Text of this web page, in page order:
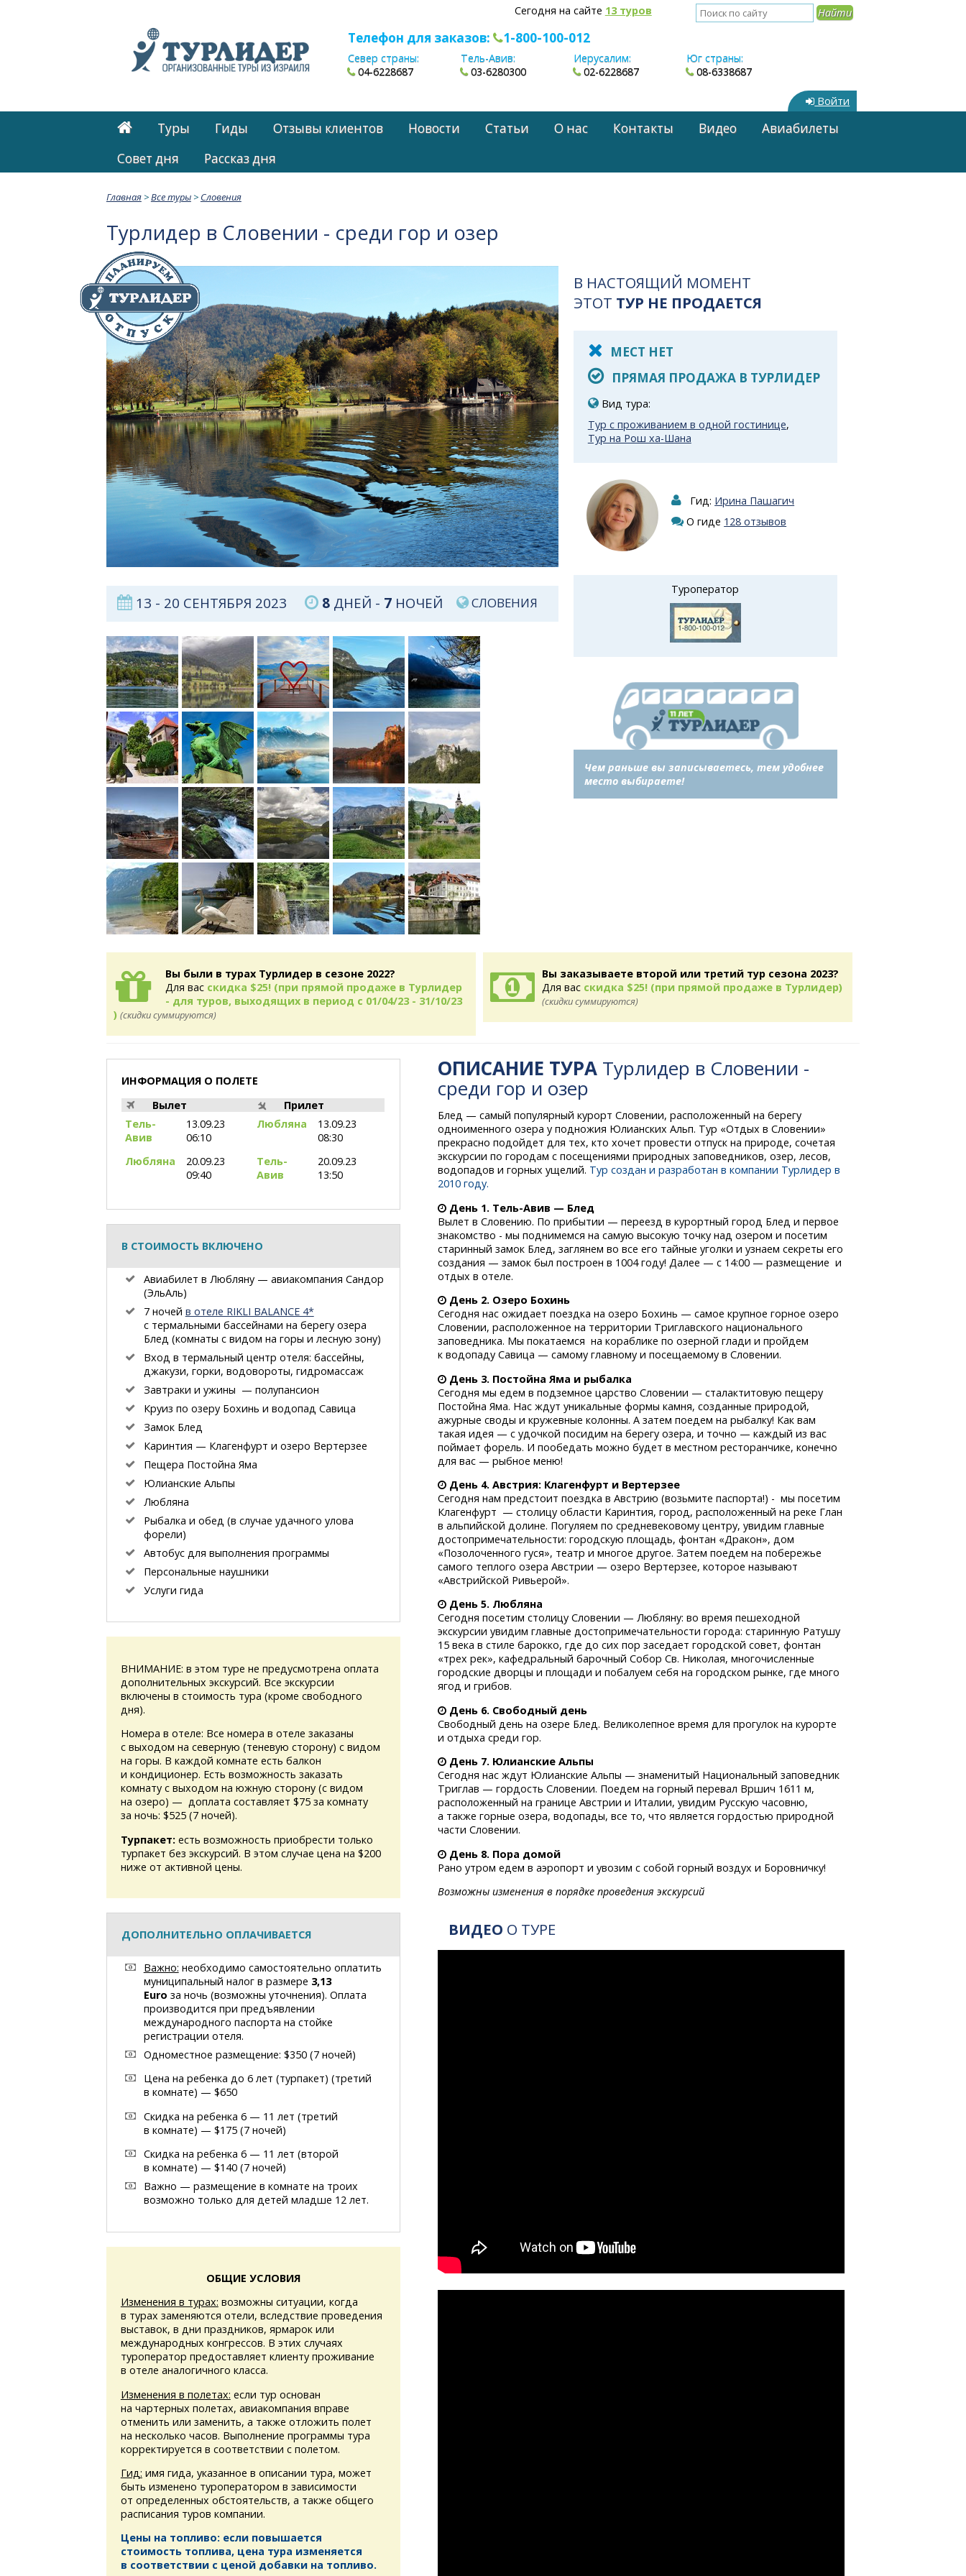
Сегодня на сайте 13 туров
Телефон для заказов: 1-800-100-012
Север страны:
04-6228687
Тель-Авив:
03-6280300
Иерусалим:
02-6228687
Юг страны:
08-6338687
Войти
Туры Гиды Отзывы клиентов Новости Статьи О нас Контакты Видео
Авиабилеты
Cовет дня
Рассказ дня
Главная>Все туры> Словения
Турлидер в Словении - среди гор и озер
13 - 20 СЕНТЯБРЯ 2023 8ДНЕЙ - 7НОЧЕЙ СЛОВЕНИЯ
В НАСТОЯЩИЙ МОМЕНТ
ЭТОТ ТУР НЕ ПРОДАЕТСЯ
МЕСТ НЕТ
ПРЯМАЯ ПРОДАЖА В ТУРЛИДЕР
Вид тура:
Тур с проживанием в одной гостинице,
Тур на Рош ха-Шана
Гид: Ирина Пашагич
О гиде 128 отзывов
Туроператор
Чем раньше вы записываетесь, тем удобнее
место выбираете!
Вы были в турах Турлидер в сезоне 2022?
Для вас скидка $25! (при прямой продаже в Турлидер
- для туров, выходящих в период с 01/04/23 - 31/10/23
) (скидки суммируются)
Вы заказываете второй или третий тур сезона 2023?
Для вас скидка $25! (при прямой продаже в Турлидер)
(скидки суммируются)
ОПИСАНИЕ ТУРА Турлидер в Словении -
среди гор и озер
Блед — самый популярный курорт Словении, расположенный на берегу
одноименного озера у подножия Юлианских Альп. Тур «Отдых в Словении»
прекрасно подойдет для тех, кто хочет провести отпуск на природе, сочетая
экскурсии по городам с посещениями природных заповедников, озер, лесов,
водопадов и горных ущелий. Тур создан и разработан в компании Турлидер в
2010 году.
День 1. Тель-Авив — Блед
Вылет в Словению. По прибытии — переезд в курортный город Блед и первое
знакомство - мы поднимемся на самую высокую точку над озером и посетим
старинный замок Блед, заглянем во все его тайные уголки и узнаем секреты его
создания — замок был построен в 1004 году! Далее — с 14:00 — размещение и
отдых в отеле.
День 2. Озеро Бохинь
Сегодня нас ожидает поездка на озеро Бохинь — самое крупное горное озеро
Словении, расположенное на территории Триглавского национального
заповедника. Мы покатаемся на кораблике по озерной глади и пройдем
к водопаду Савица — самому главному и посещаемому в Словении.
День 3. Постойна Яма и рыбалка
Сегодня мы едем в подземное царство Словении — сталактитовую пещеру
Постойна Яма. Нас ждут уникальные формы камня, созданные природой,
ажурные своды и кружевные колонны. А затем поедем на рыбалку! Как вам
такая идея — с удочкой посидим на берегу озера, и точно — каждый из вас
поймает форель. И пообедать можно будет в местном ресторанчике, конечно
для вас — рыбное меню!
День 4. Австрия: Клагенфурт и Вертерзее
Сегодня нам предстоит поездка в Австрию (возьмите паспорта!) - мы посетим
Клагенфурт — столицу области Каринтия, город, расположенный на реке Глан
в альпийской долине. Погуляем по средневековому центру, увидим главные
достопримечательности: городскую площадь, фонтан «Дракон», дом
«Позолоченного гуся», театр и многое другое. Затем поедем на побережье
самого теплого озера Австрии — озеро Вертерзее, которое называют
«Австрийской Ривьерой».
День 5. Любляна
Сегодня посетим столицу Словении — Любляну: во время пешеходной
экскурсии увидим главные достопримечательности города: старинную Ратушу
15 века в стиле барокко, где до сих пор заседает городской совет, фонтан
«трех рек», кафедральный барочный Собор Св. Николая, многочисленные
городские дворцы и площади и побалуем себя на городском рынке, где много
ягод и грибов.
День 6. Свободный день
Свободный день на озере Блед. Великолепное время для прогулок на курорте
и отдыха среди гор.
День 7. Юлианские Альпы
Сегодня нас ждут Юлианские Альпы — знаменитый Национальный заповедник
Триглав — гордость Словении. Поедем на горный перевал Вршич 1611 м,
расположенный на границе Австрии и Италии, увидим Русскую часовню,
а также горные озера, водопады, все то, что является гордостью природной
части Словении.
День 8. Пора домой
Рано утром едем в аэропорт и увозим с собой горный воздух и Боровничку!
Возможны изменения в порядке проведения экскурсий
ВИДЕО О ТУРЕ
ИНФОРМАЦИЯ О ПОЛЕТЕ
Вылет
Тель-
Авив
13.09.23
06:10
Любляна
20.09.23
09:40
Прилет
Любляна
13.09.23
08:30
Тель-
Авив
20.09.23
13:50
В СТОИМОСТЬ ВКЛЮЧЕНО
Авиабилет в Любляну — авиакомпания Сандор
(ЭльАль)
7 ночей в отеле RIKLI BALANCE 4*
с термальными бассейнами на берегу озера
Блед (комнаты с видом на горы и лесную зону)
Вход в термальный центр отеля: бассейны,
джакузи, горки, водовороты, гидромассаж
Завтраки и ужины — полупансион
Круиз по озеру Бохинь и водопад Савица
Замок Блед
Каринтия — Клагенфурт и озеро Вертерзее
Пещера Постойна Яма
Юлианские Альпы
Любляна
Рыбалка и обед (в случае удачного улова
форели)
Автобус для выполнения программы
Персональные наушники
Услуги гида
ВНИМАНИЕ: в этом туре не предусмотрена оплата
дополнительных экскурсий. Все экскурсии
включены в стоимость тура (кроме свободного
дня).
Номера в отеле: Все номера в отеле заказаны
с выходом на северную (теневую сторону) с видом
на горы. В каждой комнате есть балкон
и кондиционер. Есть возможность заказать
комнату с выходом на южную сторону (с видом
на озеро) — доплата составляет $75 за комнату
за ночь: $525 (7 ночей).
Турпакет:есть возможность приобрести только
турпакет без экскурсий. В этом случае цена на $200
ниже от активной цены.
ДОПОЛНИТЕЛЬНО ОПЛАЧИВАЕТСЯ
Важно: необходимо самостоятельно оплатить
муниципальный налог в размере 3,13
Euro за ночь (возможны уточнения). Оплата
производится при предъявлении
международного паспорта на стойке
регистрации отеля.
Одноместное размещение: $350 (7 ночей)
Цена на ребенка до 6 лет (турпакет) (третий
в комнате) — $650
Скидка на ребенка 6 — 11 лет (третий
в комнате) — $175 (7 ночей)
Скидка на ребенка 6 — 11 лет (второй
в комнате) — $140 (7 ночей)
Важно — размещение в комнате на троих
возможно только для детей младше 12 лет.
ОБЩИЕ УСЛОВИЯ
Изменения в турах: возможны ситуации, когда
в турах заменяются отели, вследствие проведения
выставок, в дни праздников, ярмарок или
международных конгрессов. В этих случаях
туроператор предоставляет клиенту проживание
в отеле аналогичного класса.
Изменения в полетах: если тур основан
на чартерных полетах, авиакомпания вправе
отменить или заменить, а также отложить полет
на несколько часов. Выполнение программы тура
корректируется в соответствии с полетом.
Гид: имя гида, указанное в описании тура, может
быть изменено туроператором в зависимости
от определенных обстоятельств, а также общего
расписания туров компании.
Цены на топливо: если повышается
стоимость топлива, цена тура изменяется
в соответствии с ценой добавки на топливо.